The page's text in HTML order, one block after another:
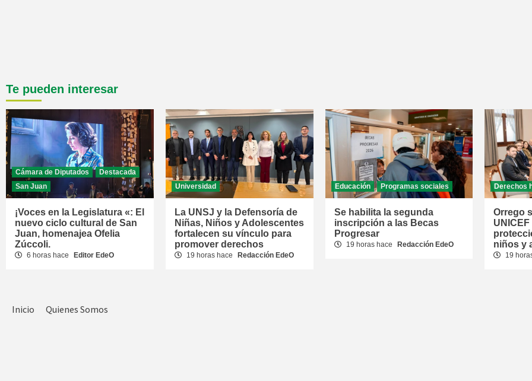
Te pueden interesar
Cámara de Diputados
Destacada
San Juan
¡Voces en la Legislatura «: El
nuevo ciclo cultural de San
Juan, homenajea Ofelia
Zúccoli.
6 horas hace Editor EdeO
Universidad
La UNSJ y la Defensoría de
Niñas, Niños y Adolescentes
fortalecen su vínculo para
promover derechos
19 horas hace Redacción EdeO
Educación Programas sociales
Se habilita la segunda
inscripción a las Becas
Progresar
19 horas hace Redacción EdeO
Derechos
Orrego
niños y
19
Inicio Quienes Somos